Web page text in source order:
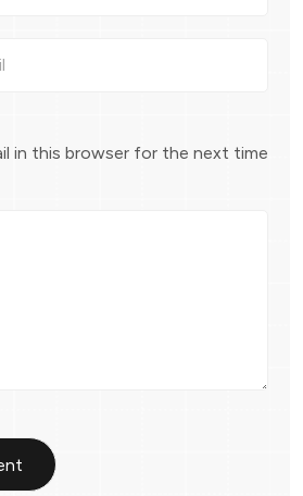
in this browser for the next time